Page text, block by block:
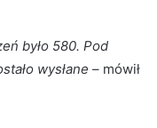
było 580. Pod
wysłane – mówił